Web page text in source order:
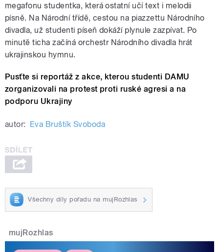
megafonu studentka, která ostatní učí text i melodii
písně. Na Národní třídě, cestou na piazzettu Národního
divadla, už studenti píseň dokáží plynule zazpívat. Po
minutě ticha začíná orchestr Národního divadla hrát
ukrajinskou hymnu.
Pusťte si reportáž z akce, kterou studenti DAMU
zorganizovali na protest proti ruské agresi a na
podporu Ukrajiny
autor: Eva Bruštík Svoboda
Všechny díly pořadu na mujRozhlas
mujRozhlas